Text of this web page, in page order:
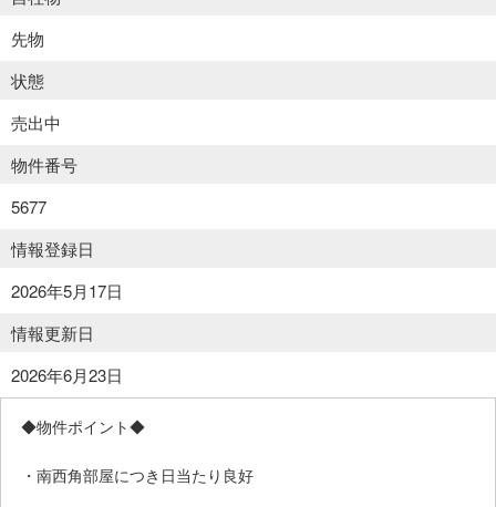
先物
状態
売出中
物件番号
5677
情報登録日
2026年5月17日
情報更新日
2026年6月23日
◆物件ポイント◆
・南西角部屋につき日当たり良好